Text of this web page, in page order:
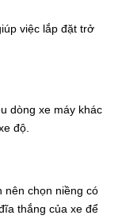
việc lắp đặt trở
dòng xe máy khác
độ.
nên chọn niềng có
thắng của xe để